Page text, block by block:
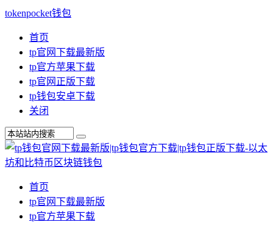
tokenpocket钱包
首页
tp官网下载最新版
tp官方苹果下载
tp官网正版下载
tp钱包安卓下载
关闭
首页
tp官网下载最新版
tp官方苹果下载